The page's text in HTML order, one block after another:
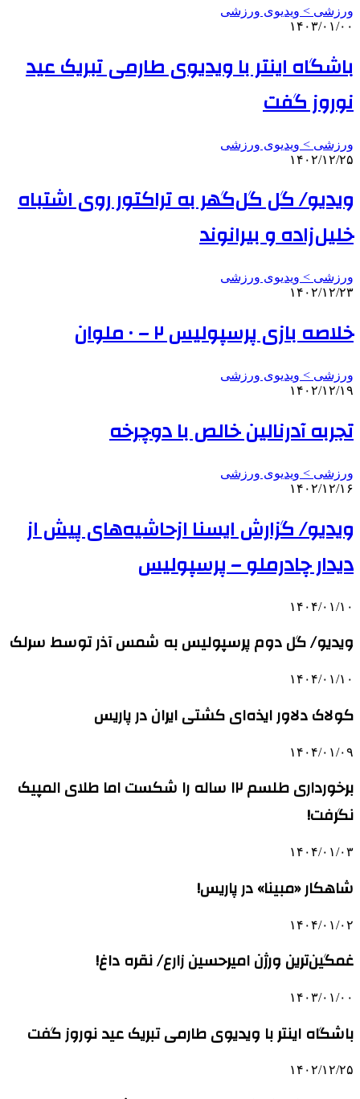
ورزشی > ویدیوی ورزشی
۱۴۰۳/۰۱/۰۰
باشگاه اینتر با ویدیوی طارمی تبریک عید
نوروز گفت
ورزشی > ویدیوی ورزشی
۱۴۰۲/۱۲/۲۵
ویدیو/ گل گل‌گهر به تراکتور روی اشتباه
خلیل‌زاده و بیرانوند
ورزشی > ویدیوی ورزشی
۱۴۰۲/۱۲/۲۳
خلاصه بازی پرسپولیس ۲ – ۰ ملوان
ورزشی > ویدیوی ورزشی
۱۴۰۲/۱۲/۱۹
تجربه آدرنالین خالص با دوچرخه
ورزشی > ویدیوی ورزشی
۱۴۰۲/۱۲/۱۶
ویدیو/ گزارش ایسنا ازحاشیه‌های پیش از
دیدار چادرملو – پرسپولیس
۱۴۰۴/۰۱/۱۰
ویدیو/ گل دوم پرسپولیس به شمس آذر توسط سرلک
۱۴۰۴/۰۱/۱۰
کولاک دلاور ایذه‌ای کشتی ایران در پاریس
۱۴۰۴/۰۱/۰۹
برخورداری طلسم ۱۲ ساله را شکست اما طلای المپیک
نگرفت!
۱۴۰۴/۰۱/۰۳
شاهکار «مبینا» در پاریس!
۱۴۰۴/۰۱/۰۲
غمگین‌ترین ورژن امیرحسین زارع/ نقره داغ!
۱۴۰۳/۰۱/۰۰
باشگاه اینتر با ویدیوی طارمی تبریک عید نوروز گفت
۱۴۰۲/۱۲/۲۵